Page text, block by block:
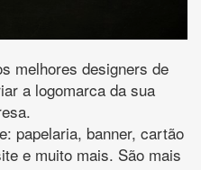
melhores designers de
a logomarca da sua
papelaria, banner, cartão
e muito mais. São mais